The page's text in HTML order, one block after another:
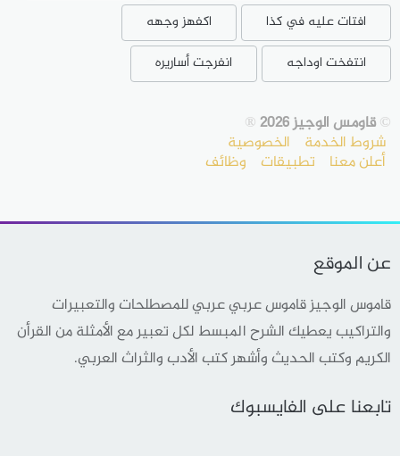
افتات عليه في كذا
اكفهز وجهه
انتفخت اوداجه
انفرجت أساريره
©قاومس الوجيز 2026 ®
شروط الخدمة الخصوصية
أعلن معنا تطبيقات وظائف
عن الموقع
قاموس الوجيز قاموس عربي عربي للمصطلحات والتعبيرات
والتراكيب يعطيك الشرح المبسط لكل تعبير مع الأمثلة من القرأن
الكريم وكتب الحديث وأشهر كتب الأدب والثراث العربي.
تابعنا على الفايسبوك